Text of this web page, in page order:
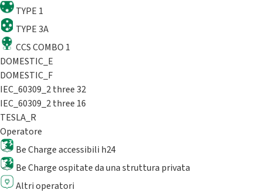
TYPE 1
TYPE 3A
CCS COMBO 1
DOMESTIC_E
DOMESTIC_F
IEC_60309_2 three 32
IEC_60309_2 three 16
TESLA_R
Operatore
Be Charge accessibili h24
Be Charge ospitate da una struttura privata
Altri operatori